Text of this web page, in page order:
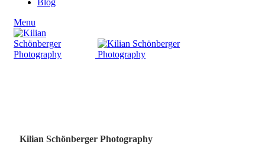
Blog
Menu
Kilian Schönberger Photography